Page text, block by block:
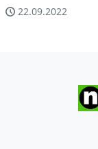
22.09.2022